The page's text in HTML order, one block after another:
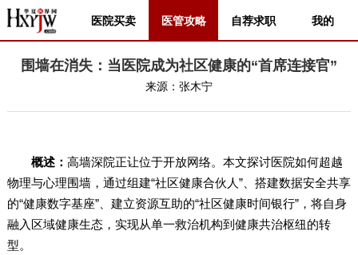
医院买卖 医管攻略 自荐求职 我的
围墙在消失：当医院成为社区健康的“首席连接官”
来源： 张木宁
概述： 高墙深院正让位于开放网络。本文探讨医院如何超越
物理与心理围墙，通过组建“社区健康合伙人”、搭建数据安全共享
的“健康数字基座”、建立资源互助的“社区健康时间银行”，将自身
融入区域健康生态，实现从单一救治机构到健康共治枢纽的转
型。